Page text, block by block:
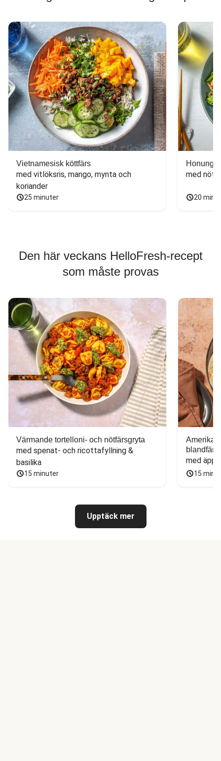
Vietnamesisk köttfärs
med vitlöksris, mango, mynta och
koriander
25 minuter
med
20
Den här veckans HelloFresh-recept
som måste provas
Värmande tortelloni- och nötfärsgryta
med spenat- och ricottafyllning &
basilika
15 minuter
blandfärs
med
15
Upptäck mer